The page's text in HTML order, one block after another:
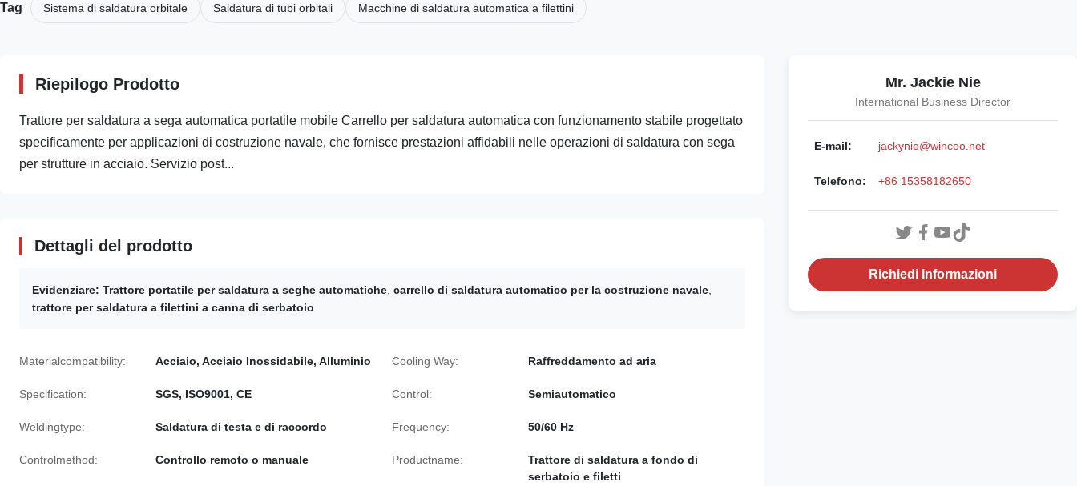
Tag Sistema di saldatura orbitale Saldatura di tubi orbitali Macchine di saldatura automatica a filettini
Riepilogo Prodotto
Trattore per saldatura a sega automatica portatile mobile Carrello per saldatura automatica con funzionamento stabile progettato
specificamente per applicazioni di costruzione navale, che fornisce prestazioni affidabili nelle operazioni di saldatura con sega
per strutture in acciaio. Servizio post...
Dettagli del prodotto
Evidenziare: Trattore portatile per saldatura a seghe automatiche carrello di saldatura automatico per la costruzione navale
trattore per saldatura a filettini a canna di serbatoio
Materialcompatibility: Acciaio, Acciaio Inossidabile, Alluminio Cooling Way: Raffreddamento ad aria
Specification: SGS, ISO9001, CE Control: Semiautomatico
Weldingtype: Saldatura di testa e di raccordo Frequency: 50/60 Hz
Controlmethod: Controllo remoto o manuale Productname:
Trattore di saldatura a fondo di
serbatoio e filetti
Mr. Jackie Nie
International Business Director
E-mail: jackynie@wincoo.net
Telefono: +86 15358182650
Richiedi Informazioni